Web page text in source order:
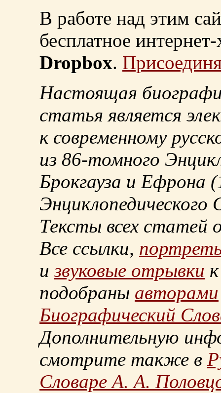
В работе над этим
бесплатное
Dropbox.
Настоящая
статья является
к современному
из 86-томного
Брокгауза и Ефрона
Энциклопедического
Тексты всех статей
Все ссылки,
извуковые отрывки
подобраны авторами
Биографический
Дополнительную
смотрите также в
Словаре А. А.